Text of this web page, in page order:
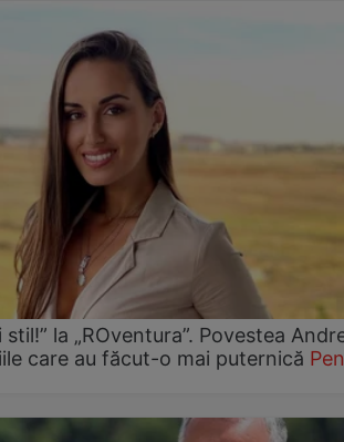
stil!” la „ROventura”. Povestea
care au făcut-o mai puternică